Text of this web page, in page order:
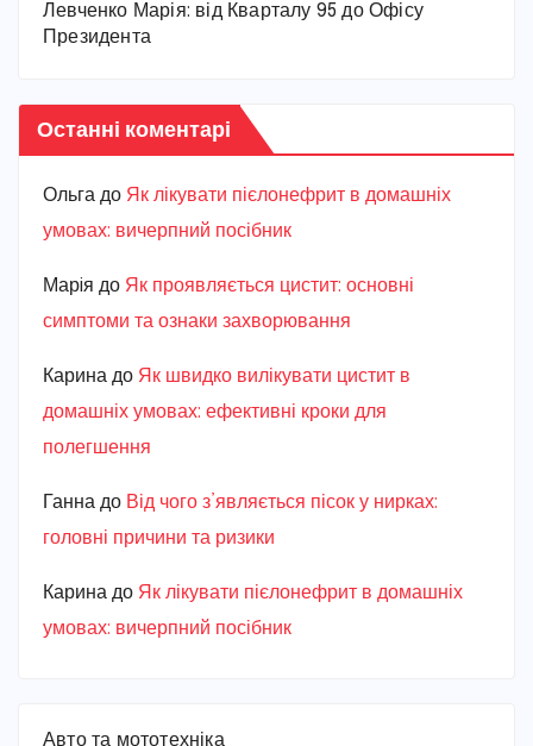
Левченко Марія: від Кварталу 95 до Офісу
Президента
Останні коментарі
Ольга до Як лікувати пієлонефрит в домашніх
умовах: вичерпний посібник
Марiя до Як проявляється цистит: основні
симптоми та ознаки захворювання
Карина до Як швидко вилікувати цистит в
домашніх умовах: ефективні кроки для
полегшення
Ганна до Від чого з’являється пісок у нирках:
головні причини та ризики
Карина до Як лікувати пієлонефрит в домашніх
умовах: вичерпний посібник
Авто та мототехніка